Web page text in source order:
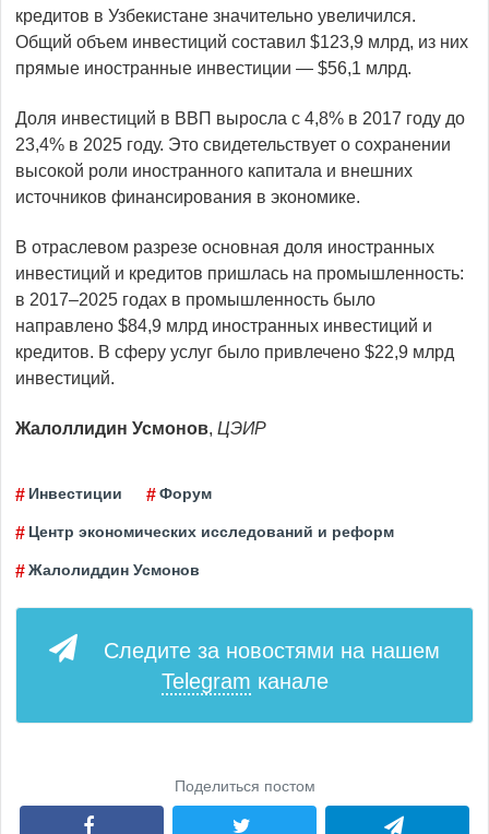
кредитов в Узбекистане значительно увеличился.
Общий объем инвестиций составил $123,9 млрд, из них
прямые иностранные инвестиции — $56,1 млрд.
Доля инвестиций в ВВП выросла с 4,8% в 2017 году до
23,4% в 2025 году. Это свидетельствует о сохранении
высокой роли иностранного капитала и внешних
источников финансирования в экономике.
В отраслевом разрезе основная доля иностранных
инвестиций и кредитов пришлась на промышленность:
в 2017–2025 годах в промышленность было
направлено $84,9 млрд иностранных инвестиций и
кредитов. В сферу услуг было привлечено $22,9 млрд
инвестиций.
Жалоллидин Усмонов, ЦЭИР
Инвестиции Форум
Центр экономических исследований и реформ
Жалолиддин Усмонов
Следите за новостями на нашем
Telegram канале
Поделиться постом